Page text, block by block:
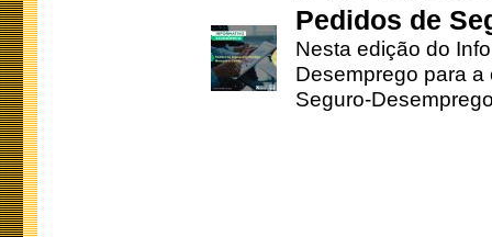
Pedidos de
Nesta edição do
Desemprego para
Seguro-